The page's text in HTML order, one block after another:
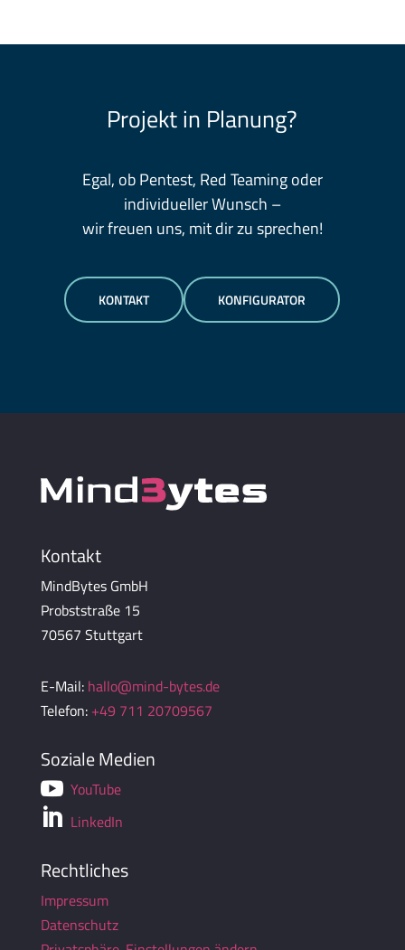
Projekt in Planung?
Egal, ob Pentest, Red Teaming oder
individueller Wunsch –
wir freuen uns, mit dir zu sprechen!
KONTAKT KONFIGURATOR
Kontakt
MindBytes GmbH
Probststraße 15
70567 Stuttgart
E-Mail: hallo@mind-bytes.de
Telefon: +49 711 20709567
Soziale Medien
YouTube
 LinkedIn
Rechtliches
Impressum
Datenschutz